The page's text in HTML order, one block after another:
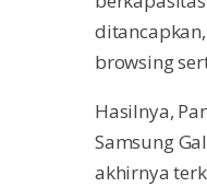
browsing
Hasilnya,
Samsung
akhirnya